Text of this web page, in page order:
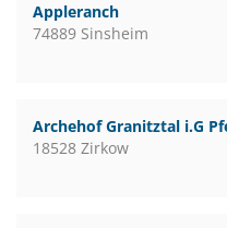
Appleranch
74889 Sinsheim
Archehof Granitztal i.G
18528 Zirkow